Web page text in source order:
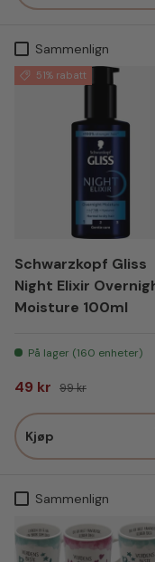
Sammenlign
51% rabatt
Schwarzkopf Gliss
Night Elixir
Moisture 100ml
På lager (160 enheter)
Salgspris
49 kr Vanlig pris
99 kr
Kjøp
Sammenlign